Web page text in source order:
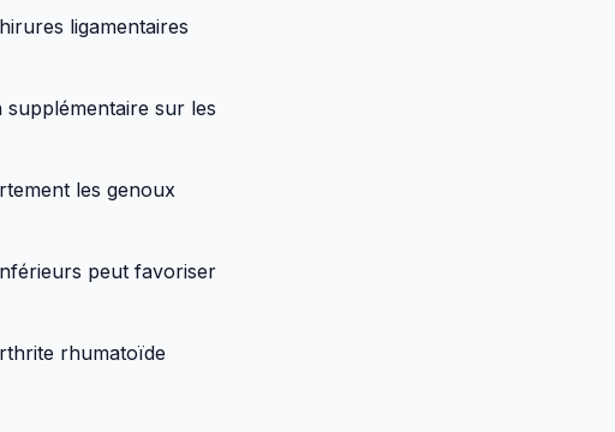
ligamentaires
sur les
les genoux
peut favoriser
rhumatoïde